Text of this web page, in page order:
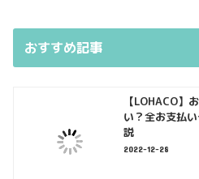
おすすめ記事
【LOHACO】
い？全お支払
説
2022-12-28